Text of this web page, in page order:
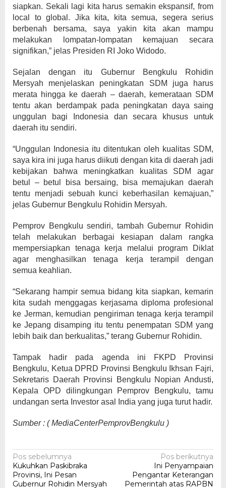
siapkan. Sekali lagi kita harus semakin ekspansif, from
local to global. Jika kita, kita semua, segera serius
berbenah bersama, saya yakin kita akan mampu
melakukan lompatan-lompatan kemajuan secara
signifikan,” jelas Presiden RI Joko Widodo.
Sejalan dengan itu Gubernur Bengkulu Rohidin
Mersyah menjelaskan peningkatan SDM juga harus
merata hingga ke daerah – daerah, kemerataan SDM
tentu akan berdampak pada peningkatan daya saing
unggulan bagi Indonesia dan secara khusus untuk
daerah itu sendiri.
“Unggulan Indonesia itu ditentukan oleh kualitas SDM,
saya kira ini juga harus diikuti dengan kita di daerah jadi
kebijakan bahwa meningkatkan kualitas SDM agar
betul – betul bisa bersaing, bisa memajukan daerah
tentu menjadi sebuah kunci keberhasilan kemajuan,”
jelas Gubernur Bengkulu Rohidin Mersyah.
Pemprov Bengkulu sendiri, tambah Gubernur Rohidin
telah melakukan berbagai kesiapan dalam rangka
mempersiapkan tenaga kerja melalui program Diklat
agar menghasilkan tenaga kerja terampil dengan
semua keahlian.
“Sekarang hampir semua bidang kita siapkan, kemarin
kita sudah menggagas kerjasama diploma profesional
ke Jerman, kemudian pengiriman tenaga kerja terampil
ke Jepang disamping itu tentu penempatan SDM yang
lebih baik dan berkualitas,” terang Gubernur Rohidin.
Tampak hadir pada agenda ini FKPD Provinsi
Bengkulu, Ketua DPRD Provinsi Bengkulu Ikhsan Fajri,
Sekretaris Daerah Provinsi Bengkulu Nopian Andusti,
Kepala OPD dilingkungan Pemprov Bengkulu, tamu
undangan serta Investor asal India yang juga turut hadir.
Sumber : ( MediaCenterPemprovBengkulu )
Navigasi
pos
Pos sebelumnya
Kukuhkan Paskibraka
Provinsi, Ini Pesan
Gubernur Rohidin Mersyah
Pos berikutnya
Ini Penyampaian
Pengantar Keterangan
Pemerintah atas RAPBN